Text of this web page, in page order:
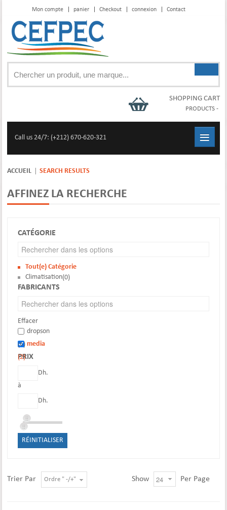
Mon compte panier Checkout connexion Contact
SHOPPING CART
PRODUCTS -
Call us 24/7: (+212) 670-620-321 ≡
ACCUEIL SEARCH RESULTS
AFFINEZ LA RECHERCHE
CATÉGORIE
Tout(e) Catégorie
Climatisation(0)
FABRICANTS
Effacer
dropson
(6) media
(2)
PRIX
Dh.
à
Dh.
RÉINITIALISER
Trier Par Ordre " -/+" Show Per Page